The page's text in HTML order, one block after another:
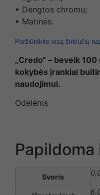
• Dengtos chromu;
• Matinės.
Peržiūrėkite visą žirklučių
„Credo“ – beveik
kokybės įrankiai
naudojimui.
Odelėms
Svoris